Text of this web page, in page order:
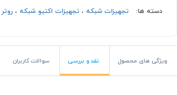
دسته ها:
تجهیزات شبکه، تجهیزات اکتیو شبکه، روتر،
ویژگی های محصول نقد و بررسی سوالات کاربران